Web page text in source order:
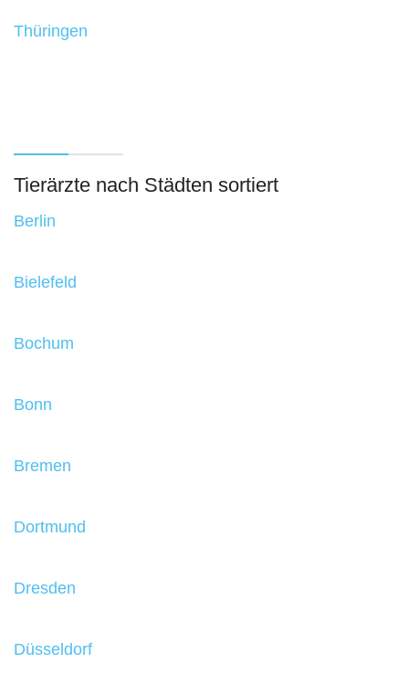
Thüringen
Tierärzte nach Städten sortiert
Berlin
Bielefeld
Bochum
Bonn
Bremen
Dortmund
Dresden
Düsseldorf